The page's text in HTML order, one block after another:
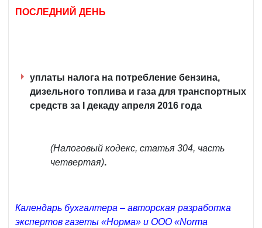
ПОСЛЕДНИЙ ДЕНЬ
уплаты налога на потребление бензина,
дизельного топлива и газа для транспортных
средств за I декаду апреля 2016 года
(Налоговый кодекс, статья 304, часть
четвертая).
Календарь бухгалтера – авторская разработка
экспертов газеты «Норма» и ООО «Norma